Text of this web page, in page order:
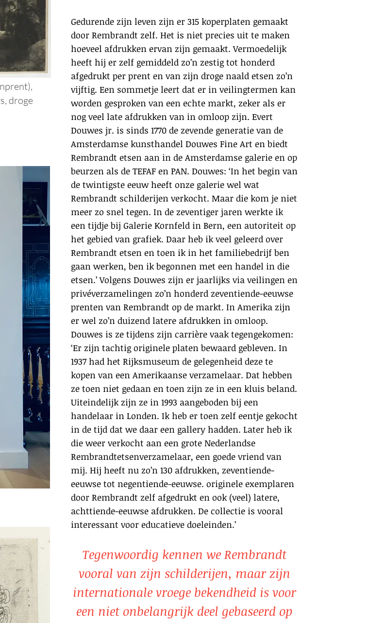
droge
Gedurende zijn leven zijn er 315 koperplaten gemaakt
door Rembrandt zelf. Het is niet precies uit te maken
hoeveel afdrukken ervan zijn gemaakt. Vermoedelijk
heeft hij er zelf gemiddeld zo’n zestig tot honderd
afgedrukt per prent en van zijn droge naald etsen zo’n
vijftig. Een sommetje leert dat er in veilingtermen kan
worden gesproken van een echte markt, zeker als er
nog veel late afdrukken van in omloop zijn. Evert
Douwes jr. is sinds 1770 de zevende generatie van de
Amsterdamse kunsthandel Douwes Fine Art en biedt
Rembrandt etsen aan in de Amsterdamse galerie en op
beurzen als de TEFAF en PAN. Douwes: ‘In het begin van
de twintigste eeuw heeft onze galerie wel wat
Rembrandt schilderijen verkocht. Maar die kom je niet
meer zo snel tegen. In de zeventiger jaren werkte ik
een tijdje bij Galerie Kornfeld in Bern, een autoriteit op
het gebied van grafiek. Daar heb ik veel geleerd over
Rembrandt etsen en toen ik in het familiebedrijf ben
gaan werken, ben ik begonnen met een handel in die
etsen.’ Volgens Douwes zijn er jaarlijks via veilingen en
privéverzamelingen zo’n honderd zeventiende-eeuwse
prenten van Rembrandt op de markt. In Amerika zijn
er wel zo’n duizend latere afdrukken in omloop.
Douwes is ze tijdens zijn carrière vaak tegengekomen:
‘Er zijn tachtig originele platen bewaard gebleven. In
1937 had het Rijksmuseum de gelegenheid deze te
kopen van een Amerikaanse verzamelaar. Dat hebben
ze toen niet gedaan en toen zijn ze in een kluis beland.
Uiteindelijk zijn ze in 1993 aangeboden bij een
handelaar in Londen. Ik heb er toen zelf eentje gekocht
in de tijd dat we daar een gallery hadden. Later heb ik
die weer verkocht aan een grote Nederlandse
Rembrandtetsenverzamelaar, een goede vriend van
mij. Hij heeft nu zo’n 130 afdrukken, zeventiende-
eeuwse tot negentiende-eeuwse. originele exemplaren
door Rembrandt zelf afgedrukt en ook (veel) latere,
achttiende-eeuwse afdrukken. De collectie is vooral
interessant voor educatieve doeleinden.’
Tegenwoordig kennen we Rembrandt
vooral van zijn schilderijen, maar zijn
internationale vroege bekendheid is voor
een niet onbelangrijk deel gebaseerd op